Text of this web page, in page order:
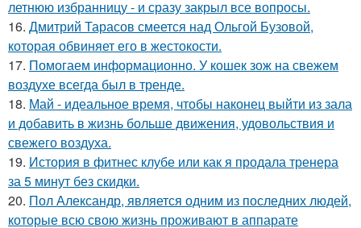
летнюю избранницу - и сразу закрыл все вопросы.
16. Дмитрий Тарасов смеется над Ольгой Бузовой,
которая обвиняет его в жестокости.
17. Помогаем информационно. У кошек зож на свежем
воздухе всегда был в тренде.
18. Май - идеальное время, чтобы наконец выйти из зала
и добавить в жизнь больше движения, удовольствия и
свежего воздуха.
19. История в фитнес клубе или как я продала тренера
за 5 минут без скидки.
20. Пол Александр, является одним из последних людей,
которые всю свою жизнь проживают в аппарате